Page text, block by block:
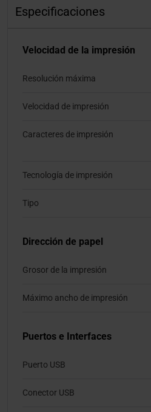
Especificaciones
Velocidad de la impresión
Resolución máxima
Velocidad de impresión
Caracteres de impresión
Tecnología de impresión
Tipo
Dirección de papel
Grosor de la impresión
Máximo ancho de impresión
Puertos e Interfaces
Puerto USB
Conector USB